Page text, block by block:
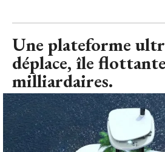
Une plateforme
déplace, île
milliardaires.